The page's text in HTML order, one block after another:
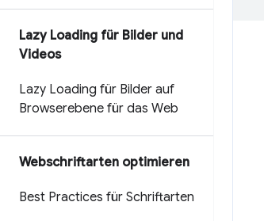
Lazy Loading für Bilder und
Videos
Lazy Loading für Bilder auf
Browserebene für das Web
Webschriftarten optimieren
Best Practices für Schriftarten